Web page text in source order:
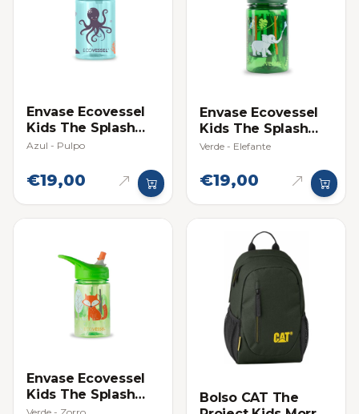
Envase Ecovessel
Kids The Splash
12oz (354ml)
Azul - Pulpo
€19,00
Envase Ecovessel
Kids The Splash
12oz (354ml)
Verde - Elefante
€19,00
Envase Ecovessel
Kids The Splash
12oz (354ml)
Bolso CAT The